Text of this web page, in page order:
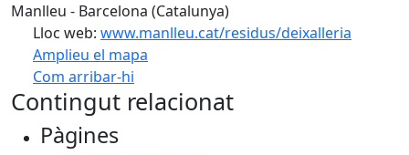
Manlleu - Barcelona (Catalunya)
Lloc web: www.manlleu.cat/residus/deixalleria
Amplieu el mapa
Com arribar-hi
+
Contingut relacionat
Pàgines